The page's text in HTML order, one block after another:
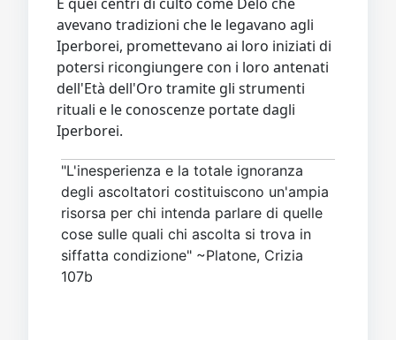
avevano tradizioni che le legavano agli
Iperborei, promettevano ai loro iniziati di
potersi ricongiungere con i loro antenati
dell'Età dell'Oro tramite gli strumenti
rituali e le conoscenze portate dagli
Iperborei.
"L'inesperienza e la totale ignoranza
degli ascoltatori costituiscono un'ampia
risorsa per chi intenda parlare di quelle
cose sulle quali chi ascolta si trova in
siffatta condizione" ~Platone, Crizia
107b